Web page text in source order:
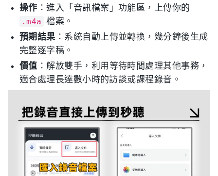
操作 ：進入「音訊檔案」功能區，上傳你的
.m4a 檔案。
預期結果：系統自動上傳並轉換，幾分鐘後生成
完整逐字稿。
價值 ：解放雙手，利用等待時間處理其他事務，
適合處理長達數小時的訪談或課程錄音。